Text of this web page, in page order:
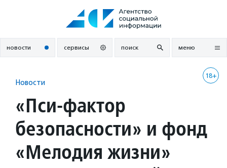
новости сервисы поиск меню
18+
Новости
«Пси-фактор
безопасности» и фонд
«Мелодия жизни»